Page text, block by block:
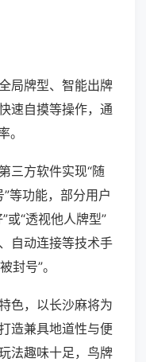
局牌型、智能出牌
速自摸等操作，通
。
三方软件实现“随
”等功能，部分用户
或“透视他人牌型”
自动连接等技术手
封号”。
色，以长沙麻将为
造兼具地道性与便
法趣味十足，鸟牌